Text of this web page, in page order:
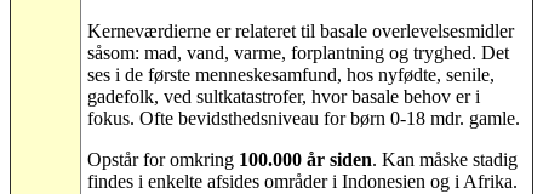
Kerneværdierne er relateret til basale overlevelsesmidler
såsom: mad, vand, varme, forplantning og tryghed. Det
ses i de første menneskesamfund, hos nyfødte, senile,
gadefolk, ved sultkatastrofer, hvor basale behov er i
fokus. Ofte bevidsthedsniveau for børn 0-18 mdr. gamle.
Opstår for omkring 100.000 år siden. Kan måske stadig
findes i enkelte afsides områder i Indonesien og i Afrika.